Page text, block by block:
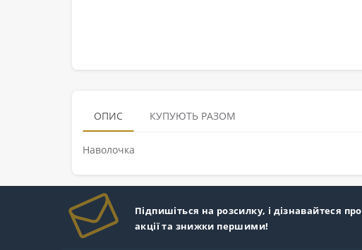
ОПИС КУПУЮТЬ РАЗОМ
Наволочка
Підпишіться на розсилку, і дізнавайтеся про
акції та знижки першими!